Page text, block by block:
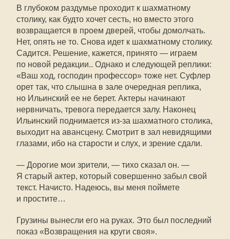
В глубоком раздумье проходит к шахматному
столику, как будто хочет сесть, но вместо этого
возвращается в проем дверей, чтобы домолчать.
Нет, опять не то. Снова идет к шахматному столику.
Садится. Решение, кажется, принято — играем
по новой редакции.. Однако и следующей реплики:
«Ваш ход, господин профессор» тоже нет. Суфлер
орет так, что слышна в зале очередная реплика,
но Ильинский ее не берет. Актеры начинают
нервничать, тревога передается залу. Наконец
Ильинский поднимается из-за шахматного столика,
выходит на авансцену. Смотрит в зал невидящими
глазами, ибо на старости и слух, и зрение сдали.
— Дорогие мои зрители, — тихо сказал он. —
Я старый актер, который совершенно забыл свой
текст. Начисто. Надеюсь, вы меня поймете
и простите…
Грузины вынесли его на руках. Это был последний
показ «Возвращения на круги своя».